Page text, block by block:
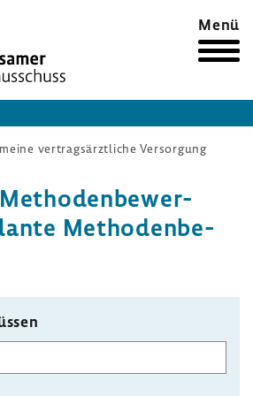
Menü
vertragsärztliche Versorgung
Metho­den­be­wer­
Metho­den­be­